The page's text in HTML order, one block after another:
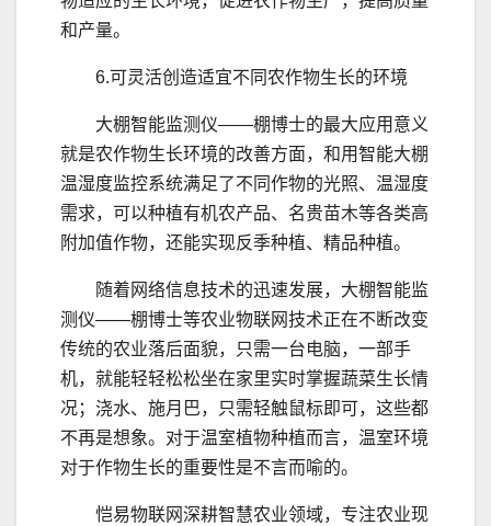
和产量。
6.可灵活创造适宜不同农作物生长的环境
大棚智能监测仪——棚博士的最大应用意义
就是农作物生长环境的改善方面，和用智能大棚
温湿度监控系统满足了不同作物的光照、温湿度
需求，可以种植有机农产品、名贵苗木等各类高
附加值作物，还能实现反季种植、精品种植。
随着网络信息技术的迅速发展，大棚智能监
测仪——棚博士等农业物联网技术正在不断改变
传统的农业落后面貌，只需一台电脑，一部手
机，就能轻轻松松坐在家里实时掌握蔬菜生长情
况；浇水、施月巴，只需轻触鼠标即可，这些都
不再是想象。对于温室植物种植而言，温室环境
对于作物生长的重要性是不言而喻的。
恺易物联网深耕智慧农业领域，专注农业现